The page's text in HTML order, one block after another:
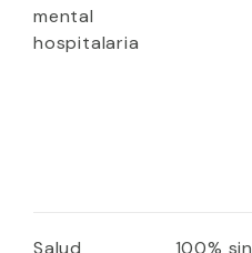
mental
hospitalaria
Salud 100% sin